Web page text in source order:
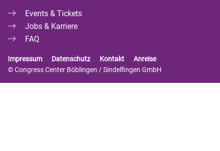
Events & Tickets
Jobs & Karriere
FAQ
Impressum Datenschutz Kontakt
Anreise
© Congress Center Böblingen / Sindelfingen GmbH